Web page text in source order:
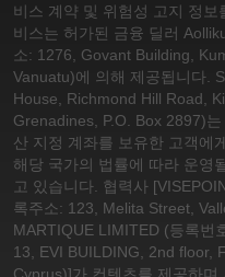
비스 계약 및 위험성 고지 정보
비스는 허가된 금융 딜러
소: 1276, Govant Building,
Vanuatu)에 의해 제공됩니다.
House, Richmond Hill Road,
Grenadines, P.O. Box 2897)
산 지정 계좌를 보유한 고객에
해당 국가의 법률에 따라 운영
고 있습니다. 협력사
록주소: 123, Melita Street,
MARTIQUE LIMITED (등록번
13, EVI BUILDING, 2nd floor,